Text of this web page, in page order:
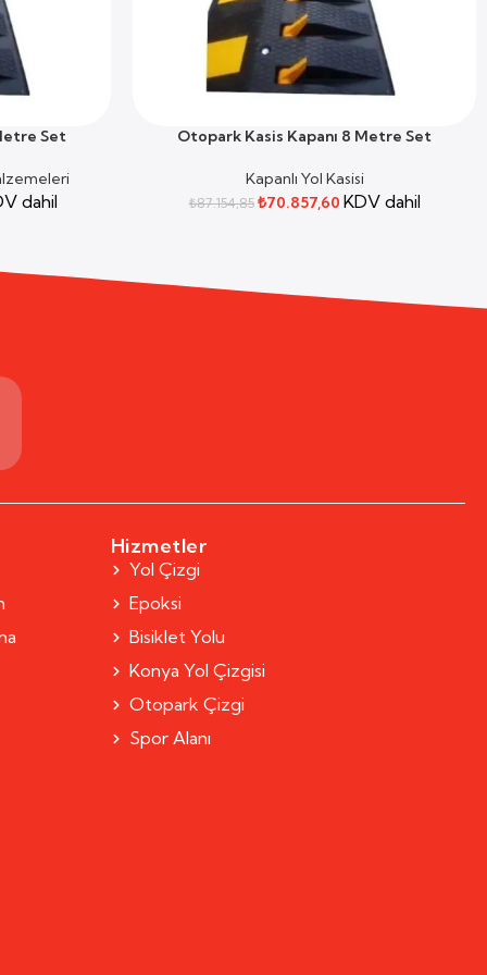
Set
dahil
SEPETE EKLE
Otopark Kasis Kapanı 8 Metre Set
Kapanlı Yol Kasisi
₺87.154,85 ₺70.857,60 KDV dahil
Hizmetler
Yol Çizgi
Epoksi
Bisiklet Yolu
Konya Yol Çizgisi
Otopark Çizgi
Spor Alanı